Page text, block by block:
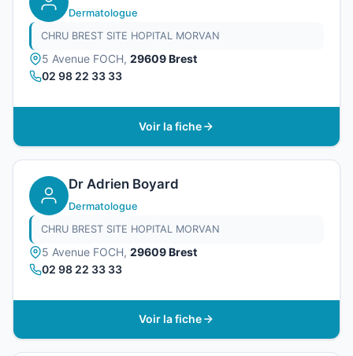
Dermatologue
CHRU BREST SITE HOPITAL MORVAN
5 Avenue FOCH, 29609 Brest
02 98 22 33 33
Voir la fiche
Dr Adrien Boyard
Dermatologue
CHRU BREST SITE HOPITAL MORVAN
5 Avenue FOCH, 29609 Brest
02 98 22 33 33
Voir la fiche